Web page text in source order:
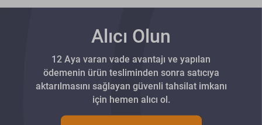
Alıcı Olun
12 Aya varan vade avantajı ve yapılan
ödemenin ürün tesliminden sonra satıcıya
aktarılmasını sağlayan güvenli tahsilat imkanı
için hemen alıcı ol.